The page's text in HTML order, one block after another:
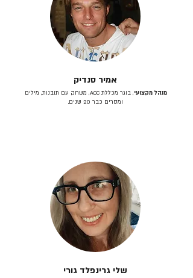
אמיר סנדיק
מנהל מקצועי
, בוגר מכללת ACC, משחק עם תובנות, מילים
ומסרים כבר 20 שנים.
שלי גרינפלד גורי